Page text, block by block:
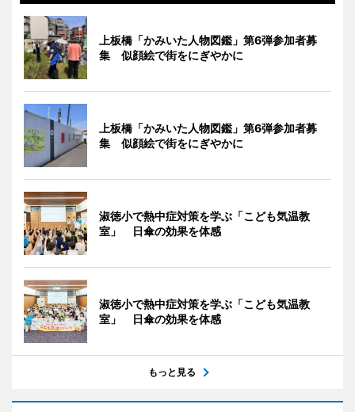
上板橋「かみいた人物図鑑」第6弾参加者募
集 似顔絵で街をにぎやかに
上板橋「かみいた人物図鑑」第6弾参加者募
集 似顔絵で街をにぎやかに
淑徳小で熱中症対策を学ぶ「こども気温教
室」 日傘の効果を体感
淑徳小で熱中症対策を学ぶ「こども気温教
室」 日傘の効果を体感
もっと見る